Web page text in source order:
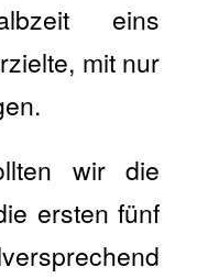
eins
mit nur
wir die
ersten fünf